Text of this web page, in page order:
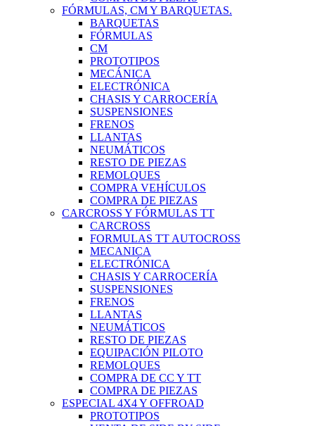
FÓRMULAS, CM Y BARQUETAS.
BARQUETAS
FÓRMULAS
CM
PROTOTIPOS
MECÁNICA
ELECTRÓNICA
CHASIS Y CARROCERÍA
SUSPENSIONES
FRENOS
LLANTAS
NEUMÁTICOS
RESTO DE PIEZAS
REMOLQUES
COMPRA VEHÍCULOS
COMPRA DE PIEZAS
CARCROSS Y FÓRMULAS TT
CARCROSS
FORMULAS TT AUTOCROSS
MECANICA
ELECTRÓNICA
CHASIS Y CARROCERÍA
SUSPENSIONES
FRENOS
LLANTAS
NEUMÁTICOS
RESTO DE PIEZAS
EQUIPACIÓN PILOTO
REMOLQUES
COMPRA DE CC Y TT
COMPRA DE PIEZAS
ESPECIAL 4X4 Y OFFROAD
PROTOTIPOS